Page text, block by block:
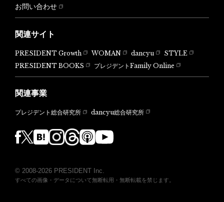
お問い合わせ
関連サイト
PRESIDENT Growth WOMAN dancyu
STYLE
PRESIDENT BOOKS
プレジデントFamily Online
関連事業
プレジデント総合研究所 dancyu総合研究所
© 2008-2026 PRESIDENT Inc.
すべての画像・データについて無断転用・無断転載を禁じます。